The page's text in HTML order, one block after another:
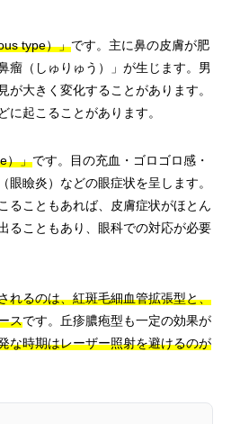
type）」です。主に鼻の皮膚が肥
瘤（しゅりゅう）」が生じます。男
が大きく変化することがあります。
に起こることがあります。
）」です。目の充血・ゴロゴロ感・
眼瞼炎）などの眼症状を呈します。
ることもあれば、皮膚症状がほとん
ることもあり、眼科での対応が必要
れるのは、紅斑毛細血管拡張型と、
スです。丘疹膿疱型も一定の効果が
な時期はレーザー照射を避けるのが